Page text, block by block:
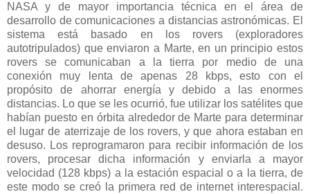
NASA y de mayor importancia técnica en el área de
desarrollo de comunicaciones a distancias astronómicas. El
sistema está basado en los rovers (exploradores
autotripulados) que enviaron a Marte, en un principio estos
rovers se comunicaban a la tierra por medio de una
conexión muy lenta de apenas 28 kbps, esto con el
propósito de ahorrar energía y debido a las enormes
distancias. Lo que se les ocurrió, fue utilizar los satélites que
habían puesto en órbita alrededor de Marte para determinar
el lugar de aterrizaje de los rovers, y que ahora estaban en
desuso. Los reprogramaron para recibir información de los
rovers, procesar dicha información y enviarla a mayor
velocidad (128 kbps) a la estación espacial o a la tierra, de
este modo se creó la primera red de internet interespacial.